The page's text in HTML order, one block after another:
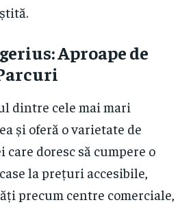
Aproape de
dintre cele mai mari
și oferă o varietate de
doresc să cumpere o
la prețuri accesibile,
precum centre comerciale,